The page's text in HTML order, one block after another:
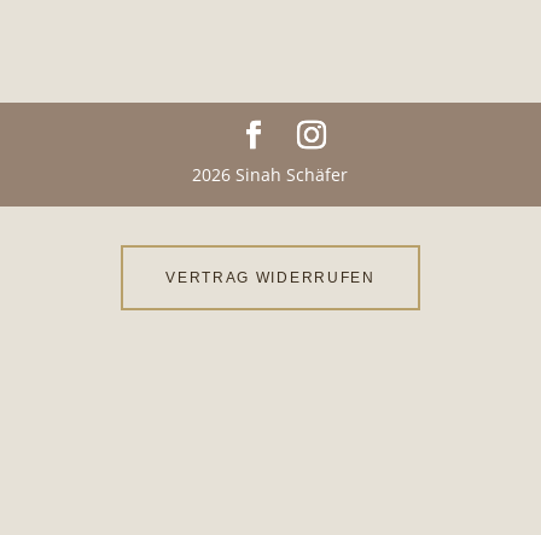
2026 Sinah Schäfer
VERTRAG WIDERRUFEN